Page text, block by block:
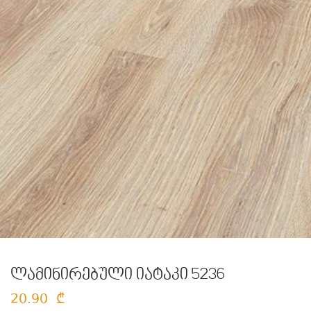
ლამინირებული იატაკი 5236
20.90 ₾